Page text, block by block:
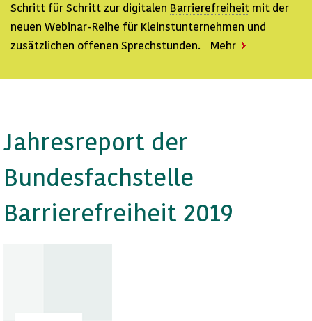
Schritt für Schritt zur digitalen Barrierefreiheit mit der
neuen Webinar-Reihe für Kleinstunternehmen und
zusätzlichen offenen Sprechstunden.
Mehr
Jahresreport der
Bundesfachstelle
Barrierefreiheit 2019